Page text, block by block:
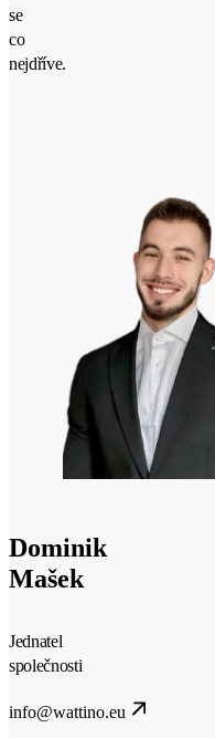
se
co
nejdříve.
Dominik
Mašek
Jednatel
společnosti
info@wattino.eu